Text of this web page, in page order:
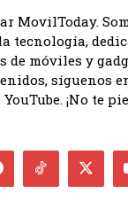
MovilToday.
tecnología,
de móviles y
síguenos
¡No te